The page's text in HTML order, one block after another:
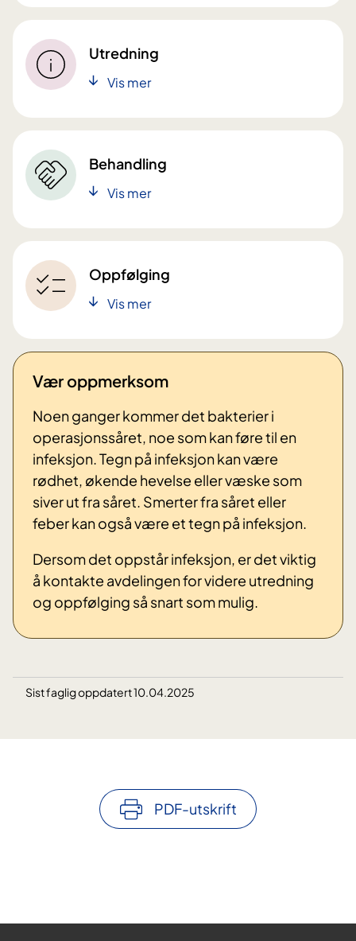
Utredning
Vis mer
Behandling
Vis mer
Oppfølging
Vis mer
Vær oppmerksom
Noen ganger kommer det bakterier i
operasjonssåret, noe som kan føre til en
infeksjon. Tegn på infeksjon kan være
rødhet, økende hevelse eller væske som
siver ut fra såret. Smerter fra såret eller
feber kan også være et tegn på infeksjon.
Dersom det oppstår infeksjon, er det viktig
å kontakte avdelingen for videre utredning
og oppfølging så snart som mulig.
Sist faglig oppdatert 10.04.2025
PDF-utskrift